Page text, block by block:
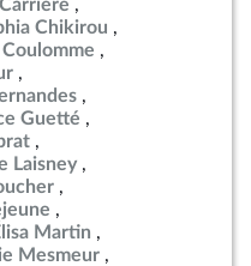
Chikirou
Guetté
Laisney
Martin
Mesmeur